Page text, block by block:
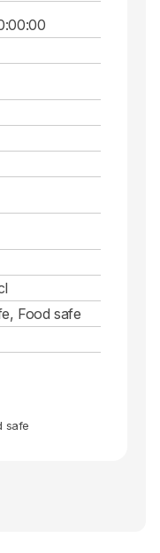
Food safe
safe